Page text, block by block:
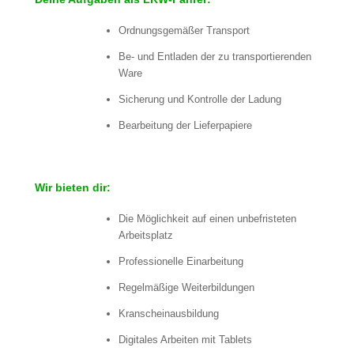
Ordnungsgemäßer Transport
Be- und Entladen der zu transportierenden
Ware
Sicherung und Kontrolle der Ladung
Bearbeitung der Lieferpapiere
Wir bieten dir:
Die Möglichkeit auf einen unbefristeten
Arbeitsplatz
Professionelle Einarbeitung
Regelmäßige Weiterbildungen
Kranscheinausbildung
Digitales Arbeiten mit Tablets